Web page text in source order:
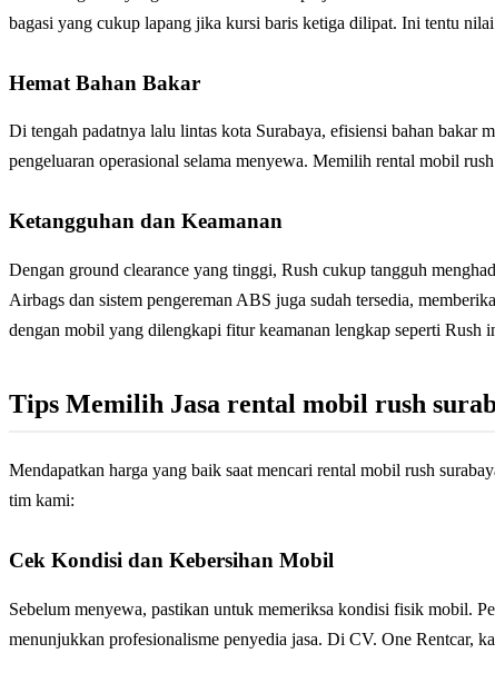
bagasi yang cukup lapang jika kursi baris ketiga dilipat. Ini tentu
Hemat Bahan Bakar
Di tengah padatnya lalu lintas kota Surabaya, efisiensi bahan
pengeluaran operasional selama menyewa. Memilih rental mobil
Ketangguhan dan Keamanan
Dengan ground clearance yang tinggi, Rush cukup tangguh
Airbags dan sistem pengereman ABS juga sudah tersedia,
dengan mobil yang dilengkapi fitur keamanan lengkap seperti Rush
Tips Memilih Jasa rental mobil rush
Mendapatkan harga yang baik saat mencari rental mobil rush
tim kami:
Cek Kondisi dan Kebersihan Mobil
Sebelum menyewa, pastikan untuk memeriksa kondisi fisik mobil.
menunjukkan profesionalisme penyedia jasa. Di CV. One Rentcar,